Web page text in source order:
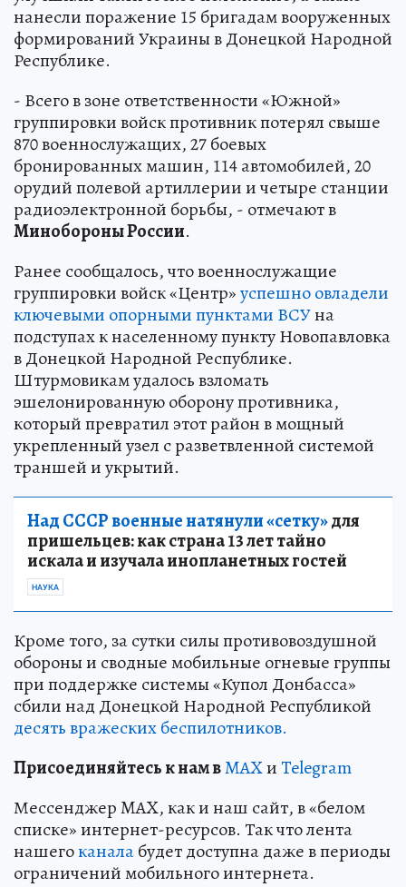
нанесли поражение 15 бригадам вооруженных
формирований Украины в Донецкой Народной
Республике.
- Всего в зоне ответственности «Южной»
группировки войск противник потерял свыше
870 военнослужащих, 27 боевых
бронированных машин, 114 автомобилей, 20
орудий полевой артиллерии и четыре станции
радиоэлектронной борьбы, - отмечают в
Минобороны России.
Ранее сообщалось, что военнослужащие
группировки войск «Центр»успешно овладели
ключевыми опорными пунктами ВСУна
подступах к населенному пункту Новопавловка
в Донецкой Народной Республике.
Штурмовикам удалось взломать
эшелонированную оборону противника,
который превратил этот район в мощный
укрепленный узел с разветвленной системой
траншей и укрытий.
Над СССР военные натянули «сетку»для
пришельцев: как страна 13 лет тайно
искала и изучала инопланетных гостей
НАУКА
Кроме того, за сутки силы противовоздушной
обороны и сводные мобильные огневые группы
при поддержке системы «Купол Донбасса»
сбили над Донецкой Народной Республикой
десять вражеских беспилотников.
Присоединяйтесь к нам вMAXиTelegram
Мессенджер MAX, как и наш сайт, в «белом
списке» интернет-ресурсов. Так что лента
нашегоканалабудет доступна даже в периоды
ограничений мобильного интернета.